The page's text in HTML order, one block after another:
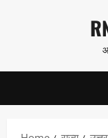
content